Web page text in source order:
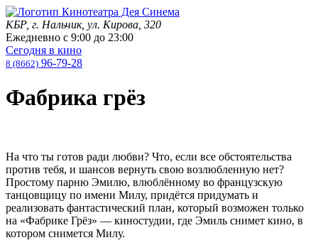
КБР, г. Нальчик, ул. Кирова, 320
Ежедневно с 9:00 до 23:00
Сегодня в кино
8 (8662) 96-79-28
Фабрика грёз
На что ты готов ради любви? Что, если все обстоятельства
против тебя, и шансов вернуть свою возлюбленную нет?
Простому парню Эмилю, влюблённому во французскую
танцовщицу по имени Милу, придётся придумать и
реализовать фантастический план, который возможен только
на «Фабрике Грёз» — киностудии, где Эмиль снимет кино, в
котором снимется Милу.